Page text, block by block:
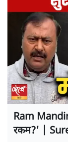
Ram
रकम?' |